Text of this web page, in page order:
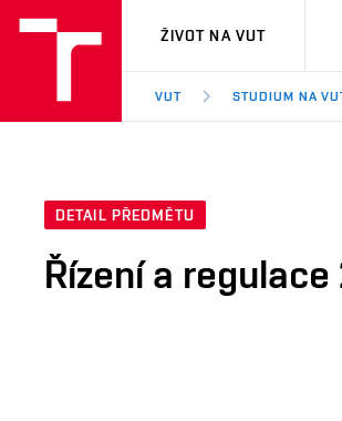
VUT
ŽIVOT NA VUT
VUT STUDIUM NA
DETAIL PŘEDMĚTU
Řízení a regulace